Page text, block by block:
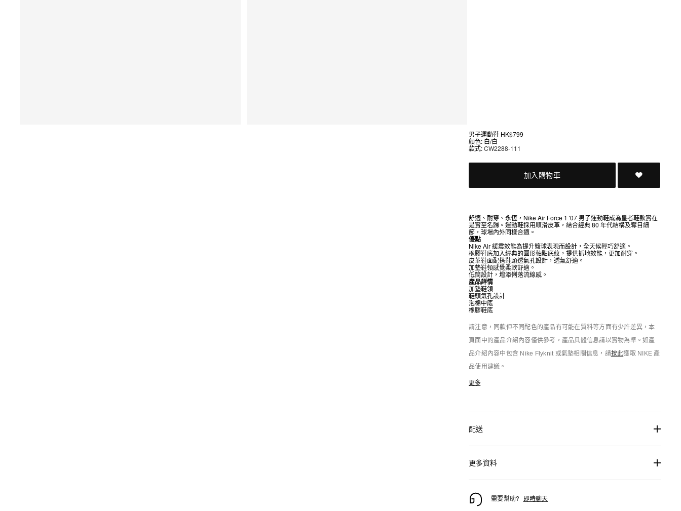
男子運動鞋 HK$799
顏色: 白/白
款式:CW2288-111
加入購物車
舒適、耐穿、永恆，Nike Air Force 1 '07 男子運動鞋成為皇者鞋款實在
是實至名歸。運動鞋採用順滑皮革，結合經典 80 年代結構及奪目細
節，球場內外同樣合適。
優點
Nike Air 緩震效能為提升籃球表現而設計，全天候輕巧舒適。
橡膠鞋底加入經典的圓形軸點底紋，提供抓地效能，更加耐穿。
皮革鞋面配搭鞋頭透氣孔設計，透氣舒適。
加墊鞋領感覺柔軟舒適。
低筒設計，增添俐落流線感。
產品詳情
加墊鞋領
鞋頭氣孔設計
泡棉中底
橡膠鞋底
請注意，同款但不同配色的產品有可能在質料等方面有少許差異，本
頁面中的產品介紹內容僅供參考，產品具體信息請以實物為準。如產
品介紹內容中包含 Nike Flyknit 或氣墊相關信息，請按此獲取 NIKE 產
品使用建議。
更多
配送
更多資料
需要幫助? 即時聊天